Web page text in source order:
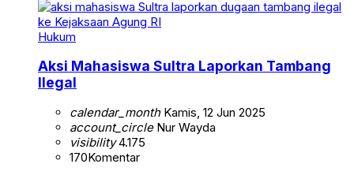
Hukum
Aksi Mahasiswa Sultra Laporkan Tambang
Ilegal
calendar_monthKamis, 12 Jun 2025
account_circleNur Wayda
visibility4.175
170Komentar